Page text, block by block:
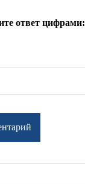
ответ цифрами: